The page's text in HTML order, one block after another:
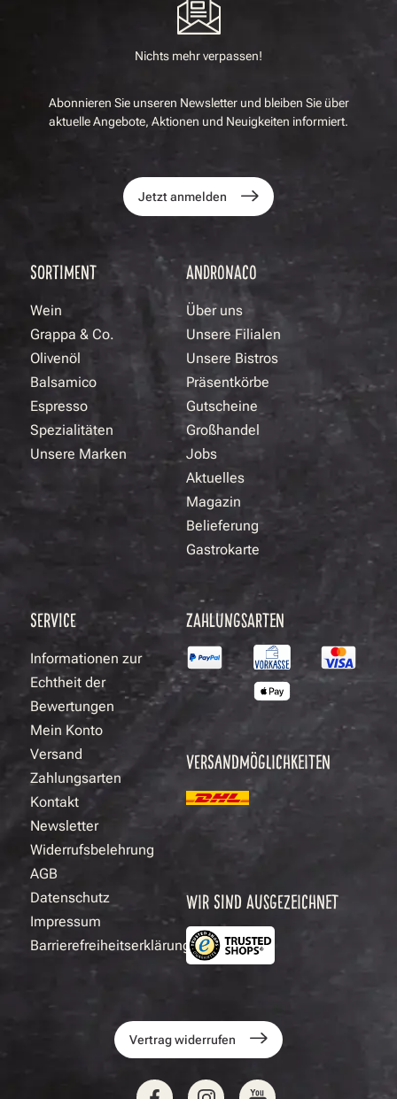
Nichts mehr verpassen!
Abonnieren Sie unseren Newsletter und bleiben Sie über
aktuelle Angebote, Aktionen und Neuigkeiten informiert.
Jetzt anmelden
SORTIMENT
Wein
Grappa & Co.
Olivenöl
Balsamico
Espresso
Spezialitäten
Unsere Marken
ANDRONACO
Über uns
Unsere Filialen
Unsere Bistros
Präsentkörbe
Gutscheine
Großhandel
Jobs
Aktuelles
Magazin
Belieferung
Gastrokarte
SERVICE
Informationen zur
Echtheit der
Bewertungen
Mein Konto
Versand
Zahlungsarten
Kontakt
Newsletter
Widerrufsbelehrung
AGB
Datenschutz
Impressum
Barrierefreiheitserklärung
ZAHLUNGSARTEN
VERSANDMÖGLICHKEITEN
WIR SIND AUSGEZEICHNET
Vertrag widerrufen